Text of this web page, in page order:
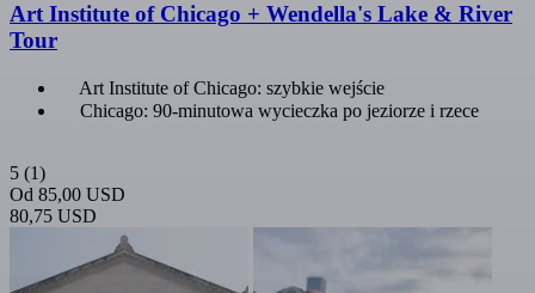
Art Institute of Chicago + Wendella's Lake & River
Tour
Art Institute of Chicago: szybkie wejście
Chicago: 90-minutowa wycieczka po jeziorze i rzece
5 (1)
Od 85,00 USD
80,75 USD